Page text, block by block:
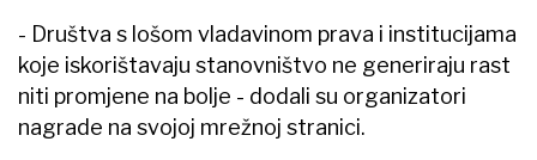
- Društva s lošom vladavinom prava i institucijama
koje iskorištavaju stanovništvo ne generiraju rast
niti promjene na bolje - dodali su organizatori
nagrade na svojoj mrežnoj stranici.